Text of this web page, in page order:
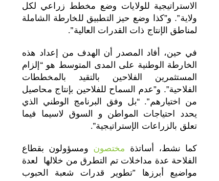
الاستراتيجية للولايات وضع مخطط زراعي لكل
ولاية”. و”كذا وضع حيز التطبيق للخارطة الشاملة
لمناطق الإنتاج ذات القدرات العالية”.
في حين، أفاد المصدر أن الهدف من إعداد هذه
الخارطة الوطنية على المدى المتوسط هو “إلزام
المستثمرين الفلاحين بالتقيد بالمخططات
الفلاحية”. و”عدم السماح للفلاحين بإنتاج محاصيل
من اختيارهم”. “بل وفق البرنامج الوطني الذي
يحدد احتياجات المواطن و السوق لاسيما فيما
تعلق بالزراعات الإستراتيجية”.
كما نشط، أساتذة مختصون ومسؤولون بقطاع
الفلاحة عدة مداخلات تم التطرق من خلالها لعدة
مواضيع أبرزها ”تطوير قدرات شعبة الحبوب